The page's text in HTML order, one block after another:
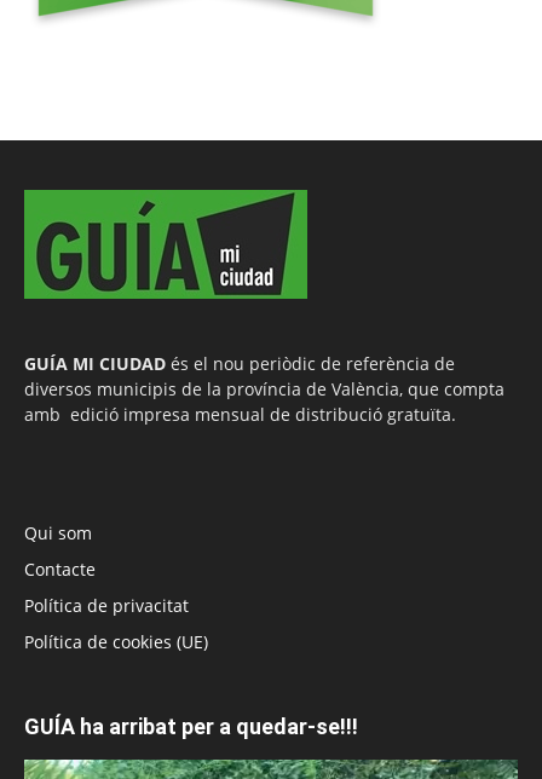
GUÍA MI CIUDAD és el nou periòdic de referència de
diversos municipis de la província de València, que compta
amb edició impresa mensual de distribució gratuïta.
Qui som
Contacte
Política de privacitat
Política de cookies (UE)
GUÍA ha arribat per a quedar-se!!!
Reproductor